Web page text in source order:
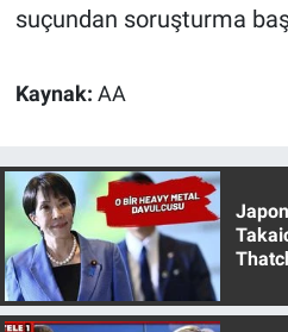
suçundan soruşturma
Kaynak: AA
Spor
Türkiye'nin Gündemi
Yerel Gündem
Yerel Yaşam